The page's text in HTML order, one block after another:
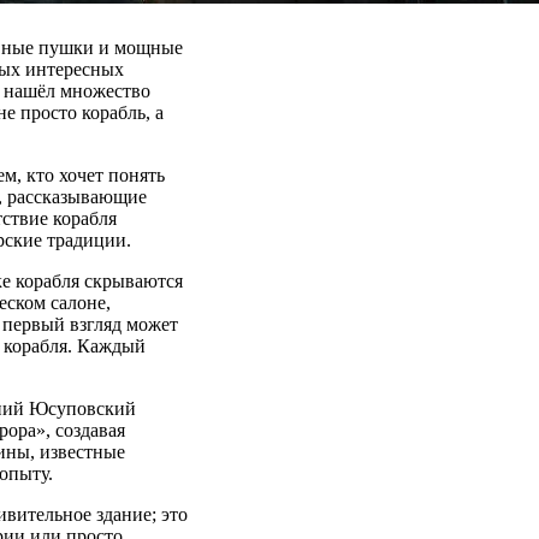
пушки и мощные
интересных
нашёл множество
просто корабль, а
кто хочет понять
рассказывающие
корабля
традиции.
корабля скрываются
салоне,
взгляд может
корабля. Каждый
Юсуповский
создавая
известные
здание; это